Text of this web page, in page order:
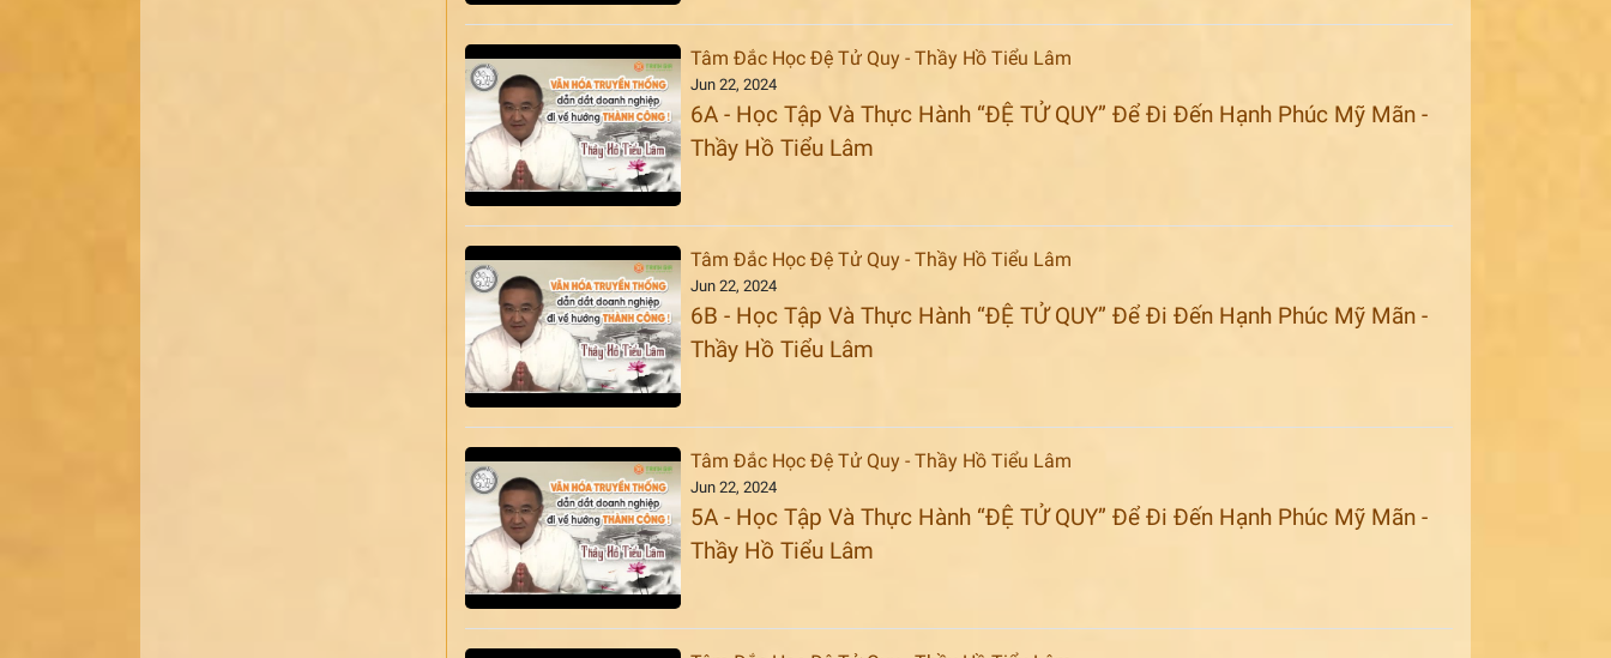
Tâm Đắc Học Đệ Tử Quy - Thầy Hồ Tiểu Lâm
Jun 22, 2024
6A - Học Tập Và Thực Hành “ĐỆ TỬ QUY” Để Đi Đến Hạnh Phúc Mỹ Mãn -
Thầy Hồ Tiểu Lâm
Tâm Đắc Học Đệ Tử Quy - Thầy Hồ Tiểu Lâm
Jun 22, 2024
6B - Học Tập Và Thực Hành “ĐỆ TỬ QUY” Để Đi Đến Hạnh Phúc Mỹ Mãn -
Thầy Hồ Tiểu Lâm
Tâm Đắc Học Đệ Tử Quy - Thầy Hồ Tiểu Lâm
Jun 22, 2024
5A - Học Tập Và Thực Hành “ĐỆ TỬ QUY” Để Đi Đến Hạnh Phúc Mỹ Mãn -
Thầy Hồ Tiểu Lâm